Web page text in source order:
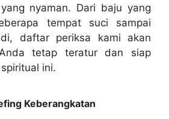
nyaman. Dari baju yang
tempat suci sampai
daftar periksa kami akan
tetap teratur dan siap
ini.
Keberangkatan